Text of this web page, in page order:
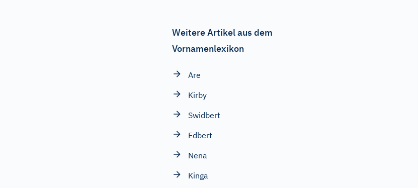
Weitere Artikel aus dem
Vornamenlexikon
Are
Kirby
Swidbert
Edbert
Nena
Kinga